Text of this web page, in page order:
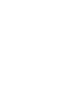
障排除和可見性。